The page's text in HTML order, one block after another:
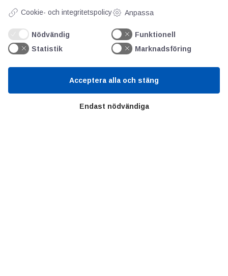
Priser
GDPR
Kunskapscentrum
Cookie- och integritetspolicy Anpassa
Nödvändig
Funktionell
Statistik
Marknadsföring
Endast nödvändiga
Acceptera alla och stäng